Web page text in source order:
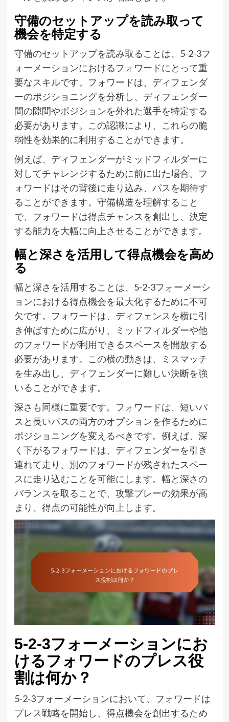
守備のセットアップを読み取って
機会を特定する
守備のセットアップを読み取ることは、5-2-3フ
ォーメーションにおけるフォワードにとって重
要なスキルです。フォワードは、ディフェンダ
ーのポジショニングを分析し、ディフェンダー
間の隙間やポジションを外れた選手を特定する
必要があります。この認識により、これらの脆
弱性を効果的に利用することができます。
例えば、ディフェンダーがミッドフィルダーに
対してチャレンジするために前に出た場合、フ
ォワードはその背後に走り込み、パスを期待す
ることができます。守備構造を理解すること
で、フォワードは得点チャンスを創出し、決定
する能力を大幅に向上させることができます。
幅と深さを活用して得点機会を高め
る
幅と深さを活用することは、5-2-3フォーメーシ
ョンにおける得点機会を最大化するために不可
欠です。フォワードは、ディフェンスを横に引
き伸ばすために広がり、ミッドフィルダーや他
のフォワードが利用できるスペースを開放する
必要があります。この横の動きは、ミスマッチ
を生み出し、ディフェンダーに難しい決断を強
いることができます。
深さも同様に重要です。フォワードは、短いパ
スと長いパスの両方のオプションを作るために
ポジショニングを変えるべきです。例えば、深
く下がるフォワードは、ディフェンダーを引き
連れて走り、別のフォワードが残されたスペー
スに走り込むことを可能にします。幅と深さの
バランスを取ることで、攻撃プレーの効果が高
まり、得点の可能性が向上します。
5-2-3フォーメーションにお
けるフォワードのプレス役
割は何か？
5-2-3フォーメーションにおいて、フォワードは
プレス戦略を開始し、得点機会を創出するため